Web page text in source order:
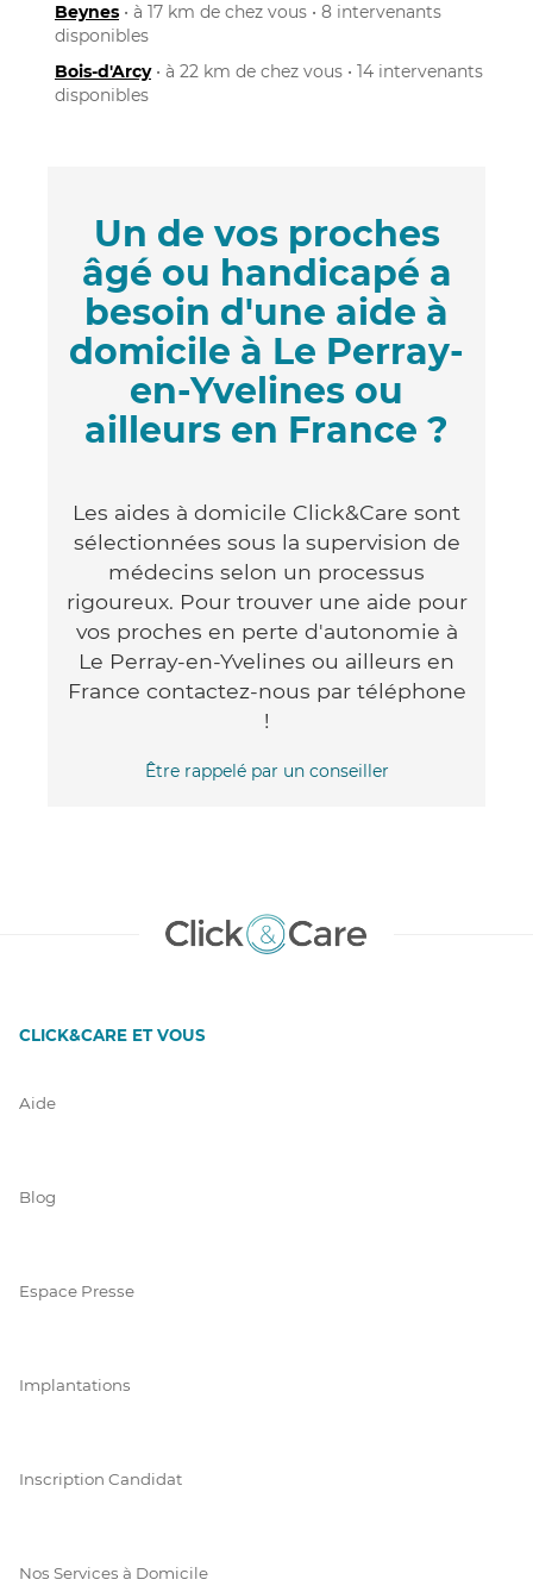
Beynes • à 17 km de chez vous • 8 intervenants
disponibles
Bois-d'Arcy• à 22 km de chez vous • 14 intervenants
disponibles
Un de vos proches
âgé ou handicapé a
besoin d'une aide à
domicile à Le Perray-
en-Yvelines ou
ailleurs en France ?
Les aides à domicile Click&Care sont
sélectionnées sous la supervision de
médecins selon un processus
rigoureux. Pour trouver une aide pour
vos proches en perte d'autonomie à
Le Perray-en-Yvelines ou ailleurs en
France contactez-nous par téléphone
!
Être rappelé par un conseiller
CLICK&CARE ET VOUS
Aide
Blog
Espace Presse
Implantations
Inscription Candidat
Nos Services à Domicile